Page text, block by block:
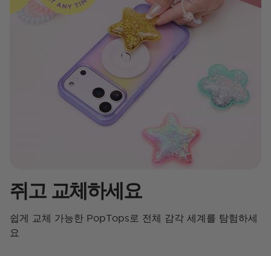
쥐고 교체하세요
쉽게 교체 가능한 PopTops로 전체 감각 세계를 탐험하세
요